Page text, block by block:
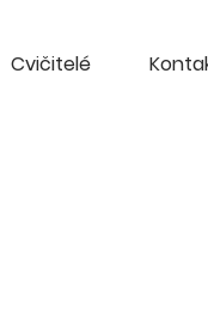
Cvičitelé